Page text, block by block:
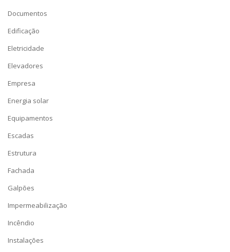
Documentos
Edificação
Eletricidade
Elevadores
Empresa
Energia solar
Equipamentos
Escadas
Estrutura
Fachada
Galpões
Impermeabilização
Incêndio
Instalações